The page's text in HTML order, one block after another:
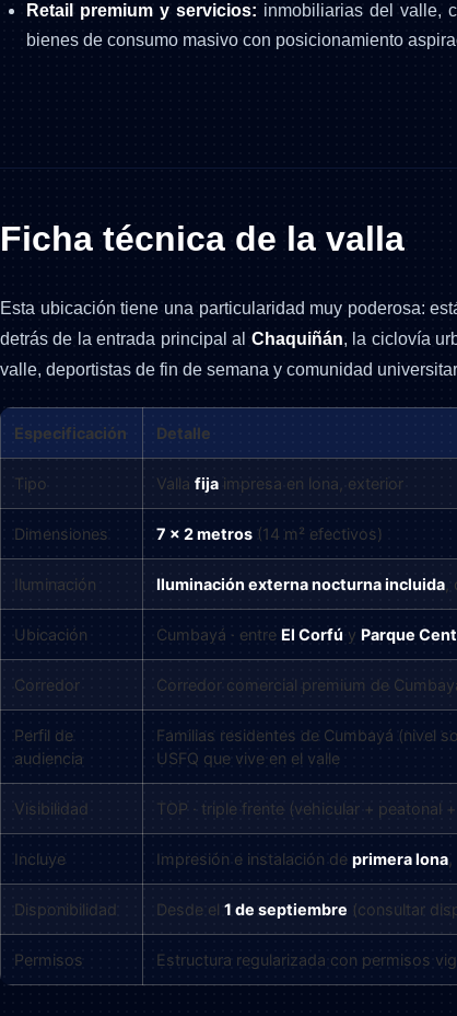
Retail premium y servicios: inmobiliarias del valle,
bienes de consumo masivo con posicionamiento
Ficha técnica de la valla
Esta ubicación tiene una particularidad muy poderosa:
detrás de la entrada principal al Chaquiñán, la ciclovía
valle, deportistas de fin de semana y comunidad
Especificación Detalle
Tipo Valla fija impresa en lona, exterior
Dimensiones 7 x 2 metros (14 m² efectivos)
Iluminación Iluminación externa nocturna incluida
Ubicación Cumbayá · entre El Corfú y Parque
Corredor Corredor comercial premium de
Perfil de
audiencia
Familias residentes de Cumbayá (nivel
USFQ que vive en el valle
Visibilidad TOP · triple frente (vehicular +
Incluye Impresión e instalación de primera lona
Disponibilidad Desde el 1 de septiembre (consultar
Permisos Estructura regularizada con permisos